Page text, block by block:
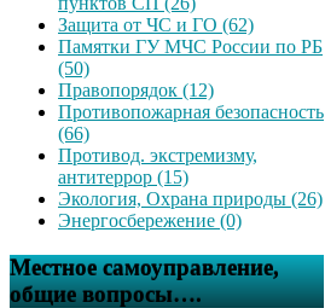
Защита от ЧС и ГО (62)
Памятки ГУ МЧС России по РБ
(50)
Правопорядок (12)
Противопожарная безопасность
(66)
Противод. экстремизму,
антитеррор (15)
Экология, Охрана природы (26)
Энергосбережение (0)
Местное самоуправление,
общие вопросы….